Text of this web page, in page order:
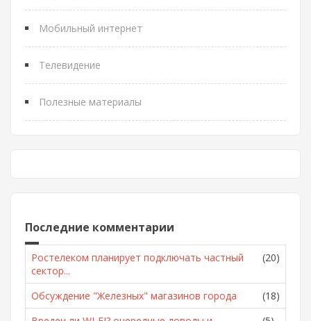
Мобильный интернет
Телевидение
Полезные материалы
Последние комментарии
Ростелеком планирует подключать частный
сектор...
(20)
Обсуждение "Железных" магазинов города
(18)